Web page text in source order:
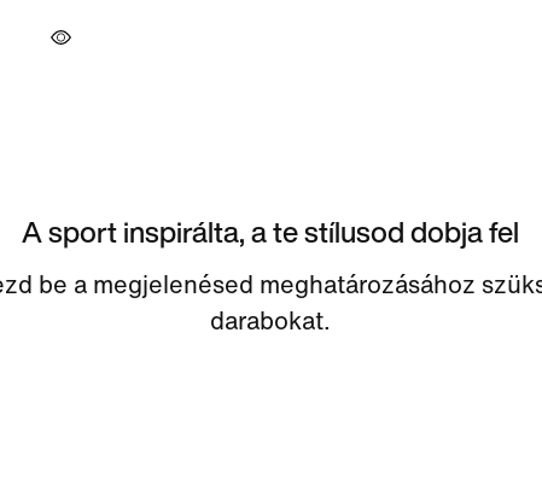
A sport inspirálta, a te stílusod dobja fel
be a megjelenésed meghatározásához
darabokat.